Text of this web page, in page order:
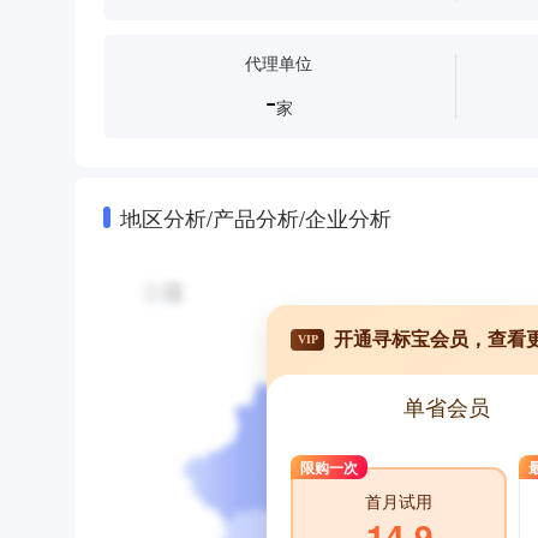
代理单位
-家
地区分析/产品分析/企业分析
VIP 开通寻标宝会员，查看
单省会员
限购一次
首月试用